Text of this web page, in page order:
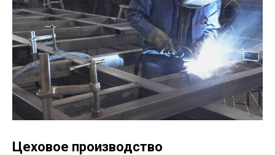
Цеховое производство